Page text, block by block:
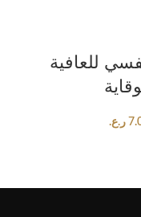
للعافية
ر.ع.